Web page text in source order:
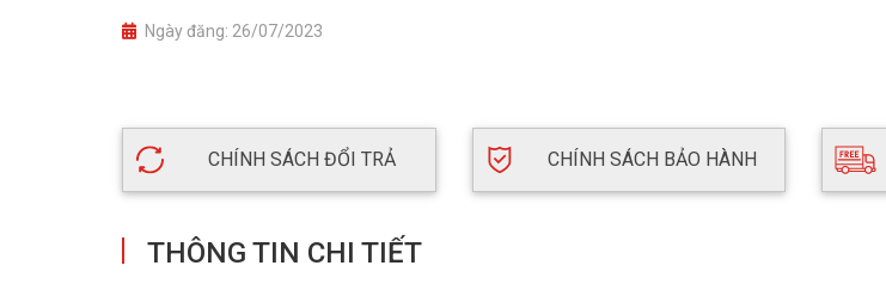
Ngày đăng: 26/07/2023
CHÍNH SÁCH ĐỔI TRẢ CHÍNH SÁCH BẢO HÀNH
THÔNG TIN CHI TIẾT